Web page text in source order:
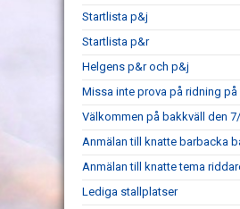
Startlista p&j
Startlista p&r
Helgens p&r och p&j
Missa inte prova på ridning
Välkommen på bakkväll den
Anmälan till knatte barbacka
Anmälan till knatte tema
Lediga stallplatser